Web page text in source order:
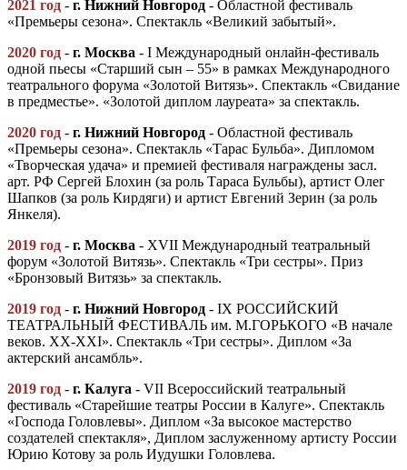
2021 год - г. Нижний Новгород - Областной фестиваль
«Премьеры сезона». Спектакль «Великий забытый».
2020 год - г. Москва - I Международный онлайн-фестиваль
одной пьесы «Старший сын – 55» в рамках Международного
театрального форума «Золотой Витязь». Спектакль «Свидание
в предместье». «Золотой диплом лауреата» за спектакль.
2020 год - г. Нижний Новгород - Областной фестиваль
«Премьеры сезона». Спектакль «Тарас Бульба». Дипломом
«Творческая удача» и премией фестиваля награждены засл.
арт. РФ Сергей Блохин (за роль Тараса Бульбы), артист Олег
Шапков (за роль Кирдяги) и артист Евгений Зерин (за роль
Янкеля).
2019 год - г. Москва - ХVII Международный театральный
форум «Золотой Витязь». Спектакль «Три сестры». Приз
«Бронзовый Витязь» за спектакль.
2019 год - г. Нижний Новгород - IX РОССИЙСКИЙ
ТЕАТРАЛЬНЫЙ ФЕСТИВАЛЬ им. М.ГОРЬКОГО «В начале
веков. XX-XXI». Спектакль «Три сестры». Диплом «За
актерский ансамбль».
2019 год - г. Калуга - VII Всероссийский театральный
фестиваль «Старейшие театры России в Калуге». Спектакль
«Господа Головлевы». Диплом «За высокое мастерство
создателей спектакля», Диплом заслуженному артисту России
Юрию Котову за роль Иудушки Головлева.